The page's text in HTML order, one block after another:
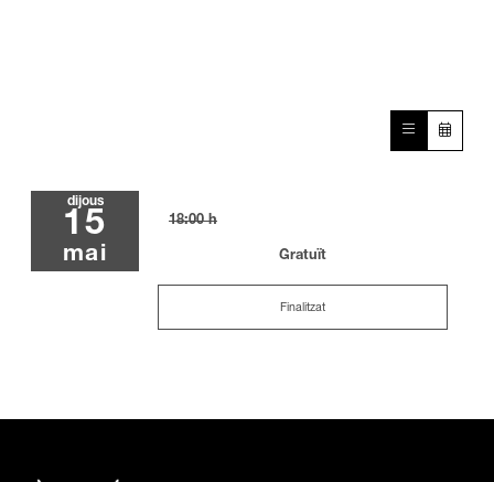
dijous
15
mai
18:00 h
Gratuït
Finalitzat